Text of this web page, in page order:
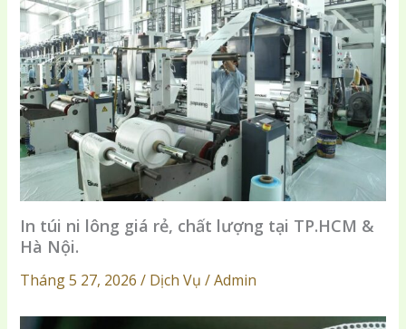
In túi ni lông giá rẻ, chất lượng tại TP.HCM &
Hà Nội.
Tháng 5 27, 2026 / Dịch Vụ / Admin